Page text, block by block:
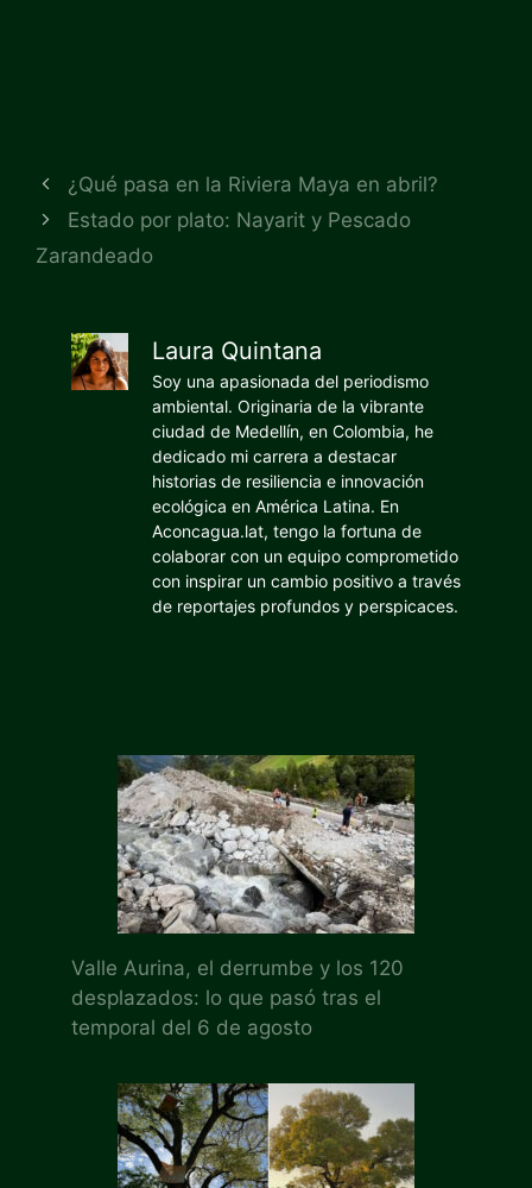
¿Qué pasa en la Riviera Maya en abril?
Estado por plato: Nayarit y Pescado
Zarandeado
Laura Quintana
Soy una apasionada del periodismo
ambiental. Originaria de la vibrante
ciudad de Medellín, en Colombia, he
dedicado mi carrera a destacar
historias de resiliencia e innovación
ecológica en América Latina. En
Aconcagua.lat, tengo la fortuna de
colaborar con un equipo comprometido
con inspirar un cambio positivo a través
de reportajes profundos y perspicaces.
Valle Aurina, el derrumbe y los 120
desplazados: lo que pasó tras el
temporal del 6 de agosto